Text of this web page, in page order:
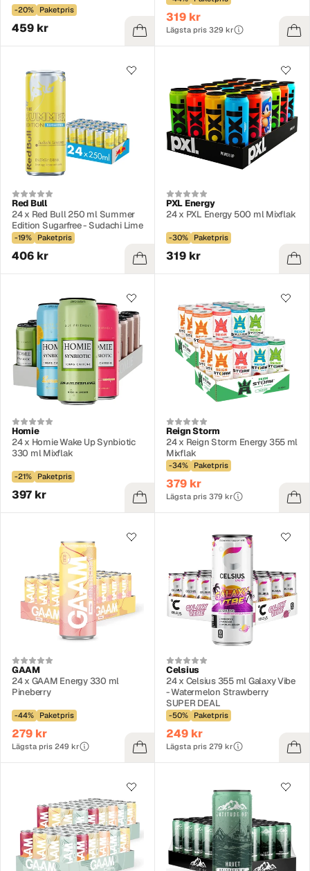
-20% Paketpris
459 kr
319 kr
Lägsta pris 329 kr
Red Bull
24 x Red Bull 250 ml Summer
Edition Sugarfree - Sudachi Lime
-19% Paketpris
406 kr
PXL Energy
24 x PXL Energy 500 ml Mixflak
-30% Paketpris
319 kr
Homie
24 x Homie Wake Up Synbiotic
330 ml Mixflak
-21% Paketpris
397 kr
Reign Storm
24 x Reign Storm Energy 355 ml
Mixflak
-34% Paketpris
379 kr
Lägsta pris 379 kr
GAAM
24 x GAAM Energy 330 ml
Pineberry
-44% Paketpris
279 kr
Lägsta pris 249 kr
Celsius
24 x Celsius 355 ml Galaxy Vibe
- Watermelon Strawberry
SUPER DEAL
-50% Paketpris
249 kr
Lägsta pris 279 kr